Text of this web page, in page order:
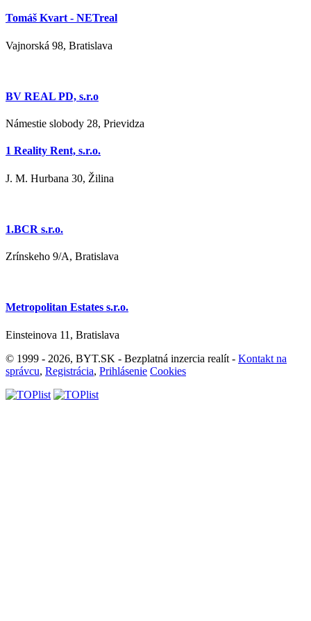
Tomáš Kvart - NETreal
Vajnorská 98, Bratislava
BV REAL PD, s.r.o
Námestie slobody 28, Prievidza
1 Reality Rent, s.r.o.
J. M. Hurbana 30, Žilina
1.BCR s.r.o.
Zrínskeho 9/A, Bratislava
Metropolitan Estates s.r.o.
Einsteinova 11, Bratislava
© 1999 - 2026, BYT.SK - Bezplatná inzercia realít - Kontakt na
správcu, Registrácia, Prihlásenie Cookies